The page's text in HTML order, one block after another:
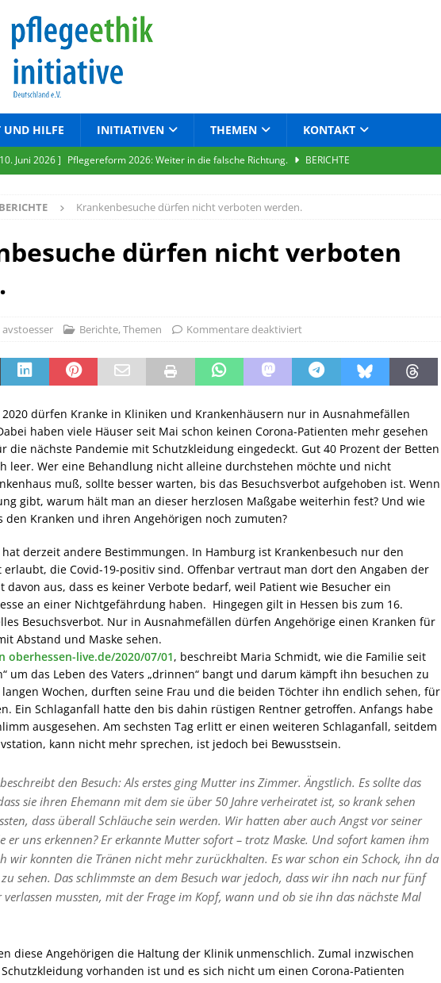
UND HILFE INITIATIVEN THEMEN KONTAKT
Juni 2026 ] Pflegereform 2026: Weiter in die falsche Richtung.
BERICHTE
[ 19. Februar 2026 ] Nachruf auf Dr. Uta-Kristein Beermann
ARCHIV
[ 6. Dezember 2025 ]
Eine Debatte über Sterbekultur ist dringend notwendig.
BERICHTE Krankenbesuche dürfen nicht verboten werden.
dürfen nicht verboten
avstoesser Berichte,Themen Kommentare deaktiviert
2020 dürfen Kranke in Kliniken und Krankenhäusern nur in Ausnahmefällen
haben viele Häuser seit Mai schon keinen Corona-Patienten mehr gesehen
die nächste Pandemie mit Schutzkleidung eingedeckt. Gut 40 Prozent der Betten
leer. Wer eine Behandlung nicht alleine durchstehen möchte und nicht
muß, sollte besser warten, bis das Besuchsverbot aufgehoben ist. Wenn
gibt, warum hält man an dieser herzlosen Maßgabe weiterhin fest? Und wie
den Kranken und ihren Angehörigen noch zumuten?
hat derzeit andere Bestimmungen. In Hamburg ist Krankenbesuch nur den
erlaubt, die Covid-19-positiv sind. Offenbar vertraut man dort den Angaben der
davon aus, dass es keiner Verbote bedarf, weil Patient wie Besucher ein
an einer Nichtgefährdung haben. Hingegen gilt in Hessen bis zum 16.
Besuchsverbot. Nur in Ausnahmefällen dürfen Angehörige einen Kranken für
Abstand und Maske sehen.
oberhessen-live.de/2020/07/01, beschreibt Maria Schmidt, wie die Familie seit
um das Leben des Vaters „drinnen“ bangt und darum kämpft ihn besuchen zu
Wochen, durften seine Frau und die beiden Töchter ihn endlich sehen, für
Ein Schlaganfall hatte den bis dahin rüstigen Rentner getroffen. Anfangs habe
ausgesehen. Am sechsten Tag erlitt er einen weiteren Schlaganfall, seitdem
kann nicht mehr sprechen, ist jedoch bei Bewusstsein.
den Besuch: Als erstes ging Mutter ins Zimmer. Ängstlich. Es sollte das
sie ihren Ehemann mit dem sie über 50 Jahre verheiratet ist, so krank sehen
dass überall Schläuche sein werden. Wir hatten aber auch Angst vor seiner
er uns erkennen? Er erkannte Mutter sofort – trotz Maske. Und sofort kamen ihm
wir konnten die Tränen nicht mehr zurückhalten. Es war schon ein Schock, ihn da
sehen. Das schlimmste an dem Besuch war jedoch, dass wir ihn nach nur fünf
mussten, mit der Frage im Kopf, wann und ob sie ihn das nächste Mal
diese Angehörigen die Haltung der Klinik unmenschlich. Zumal inzwischen
vorhanden ist und es sich nicht um einen Corona-Patienten